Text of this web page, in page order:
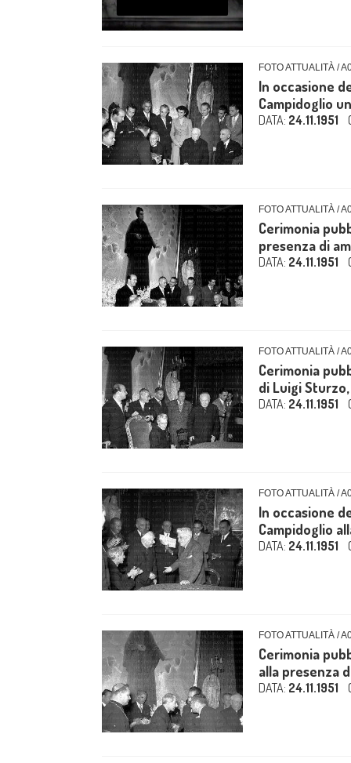
FOTO ATTUALITÀ /
In occasione
Campidoglio
DATA: 24.11.1951
FOTO ATTUALITÀ /
Cerimonia
presenza di
DATA: 24.11.1951
FOTO ATTUALITÀ /
Cerimonia
di Luigi
DATA: 24.11.1951
FOTO ATTUALITÀ /
In occasione
Campidoglio
DATA: 24.11.1951
FOTO ATTUALITÀ /
Cerimonia
alla presenza
DATA: 24.11.1951